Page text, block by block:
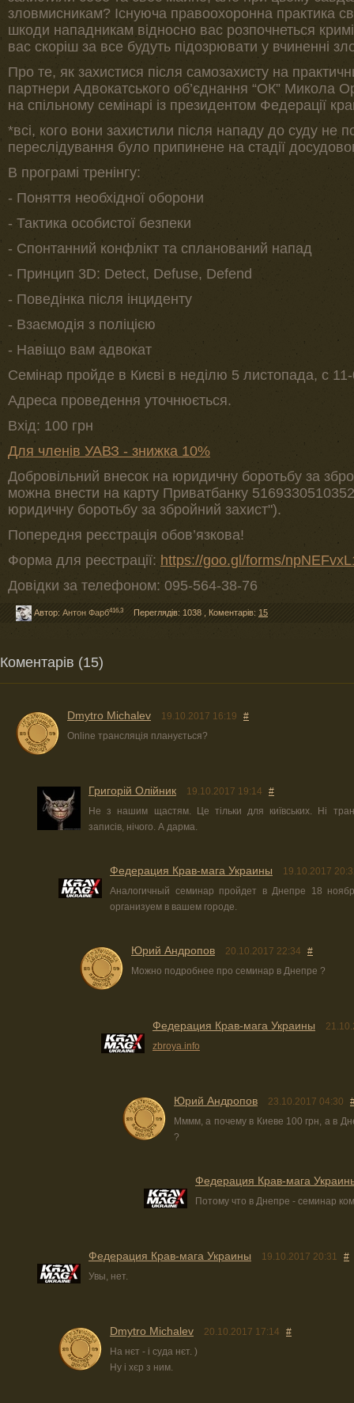
зловмисникам? Існуюча правоохоронна практика
шкоди нападникам відносно вас розпочнеться
вас скоріш за все будуть підозрювати у вчиненні
Про те, як захистися після самозахисту на
партнери Адвокатського об’єднання “ОК” Микола
на спільному семінарі із президентом Федерації
*всі, кого вони захистили після нападу до суду не
переслідування було припинене на стадії
В програмі тренінгу:
- Поняття необхідної оборони
- Тактика особистої безпеки
- Спонтанний конфлікт та спланований напад
- Принцип 3D: Detect, Defuse, Defend
- Поведінка після інциденту
- Взаємодія з поліцією
- Навіщо вам адвокат
Семінар пройде в Києві в неділю 5 листопада, с
Адреса проведення уточнюється.
Вхід: 100 грн
Для членів УАВЗ - знижка 10%
Добровільний внесок на юридичну боротьбу за
можна внести на карту Приватбанку
юридичну боротьбу за збройний захист").
Попередня реєстрація обов’язкова!
Форма для реєстрації: https://goo.gl/forms/
Довідки за телефоном: 095-564-38-76
Автор: Антон Фарб416,3 Переглядів: 1038 Коментарів: 15
Коментарів (15)
Dmytro Michalev 19.10.2017 16:19
#
Online трансляція планується?
Григорій Олійник 19.10.2017 19:14
#
Не з нашим щастям. Це тільки для київських. Ні
записів, нічого. А дарма.
Федерация Крав-мага Украины
19.10.2017
Аналогичный семинар пройдет в Днепре 18
организуем в вашем городе.
Юрий Андропов 20.10.2017 22:34
#
Можно подробнее про семинар в Днепре ?
Федерация Крав-мага Украины
zbroya.info
Юрий Андропов 23.10.2017 04:30
Мммм, а почему в Киеве 100 грн, а в
?
Федерация Крав-мага
Потому что в Днепре - семинар
Федерация Крав-мага Украины 19.10.2017 20:31
#
Увы, нет.
Dmytro Michalev 20.10.2017 17:14
#
На нєт - і суда нєт. )
Ну і хєр з ним.